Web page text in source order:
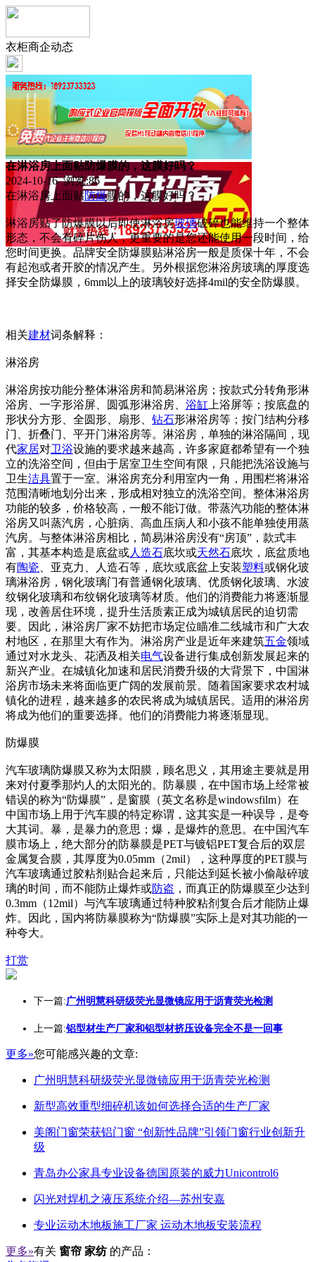
衣柜商企动态
在淋浴房上面贴防爆膜的，这膜好吗？
2024-10-16 浏览:86
在淋浴房上面贴防爆膜的，这膜好吗？
淋浴房贴了防爆膜以后即使淋浴房玻璃破碎也能维持一个整体
形态，不会有碎片伤人，更重要的是您还能使用一段时间，给
您时间更换。品牌安全防爆膜贴淋浴房一般是质保十年，不会
有起泡或者开胶的情况产生。另外根据您淋浴房玻璃的厚度选
择安全防爆膜，6mm以上的玻璃较好选择4mil的安全防爆膜。
相关建材词条解释：
淋浴房
淋浴房按功能分整体淋浴房和简易淋浴房；按款式分转角形淋
浴房、一字形浴屏、圆弧形淋浴房、 浴缸 上浴屏等；按底盘的
形状分方形、全圆形、扇形、 钻石形淋浴房等；按门结构分移
门、折叠门、平开门淋浴房等。淋浴房，单独的淋浴隔间，现
代家居对卫浴设施的要求越来越高，许多家庭都希望有一个独
立的洗浴空间，但由于居室卫生空间有限，只能把洗浴设施与
卫生洁具置于一室。淋浴房充分利用室内一角，用围栏将淋浴
范围清晰地划分出来，形成相对独立的洗浴空间。整体淋浴房
功能的较多，价格较高，一般不能订做。带蒸汽功能的整体淋
浴房又叫蒸汽房，心脏病、高血压病人和小孩不能单独使用蒸
汽房。与整体淋浴房相比，简易淋浴房没有“房顶”，款式丰
富，其基本构造是底盆或人造石底坎或天然石底坎，底盆质地
有陶瓷 、亚克力、人造石等，底坎或底盆上安装塑料或钢化玻
璃淋浴房，钢化玻璃门有普通钢化玻璃、优质钢化玻璃、水波
纹钢化玻璃和布纹钢化玻璃等材质。他们的消费能力将逐渐显
现，改善居住环境，提升生活质素正成为城镇居民的迫切需
要。因此，淋浴房厂家不妨把市场定位瞄准二线城市和广大农
村地区，在那里大有作为。淋浴房产业是近年来建筑五金领域
通过对水龙头、花洒及相关电气设备进行集成创新发展起来的
新兴产业。在城镇化加速和居民消费升级的大背景下，中国淋
浴房市场未来将面临更广阔的发展前景。随着国家要求农村城
镇化的进程，越来越多的农民将成为城镇居民。适用的淋浴房
将成为他们的重要选择。他们的消费能力将逐渐显现。
防爆膜
汽车玻璃防爆膜又称为太阳膜，顾名思义，其用途主要就是用
来对付夏季那灼人的太阳光的。防暴膜，在中国市场上经常被
错误的称为“防爆膜”，是窗膜（英文名称是windowsfilm）在
中国市场上用于汽车膜的特定称谓，这其实是一种误导，是夸
大其词。暴，是暴力的意思；爆，是爆炸的意思。在中国汽车
膜市场上，绝大部分的防暴膜是PET与镀铝PET复合后的双层
金属复合膜，其厚度为0.05mm（2mil），这种厚度的PET膜与
汽车玻璃通过胶粘剂贴合起来后，只能达到延长被小偷敲碎玻
璃的时间，而不能防止爆炸或防盗 ，而真正的防爆膜至少达到
0.3mm（12mil）与汽车玻璃通过特种胶粘剂复合后才能防止爆
炸。因此，国内将防暴膜称为“防爆膜”实际上是对其功能的一
种夸大。
打赏
下一篇:广州明慧科研级荧光显微镜应用于沥青荧光检测
上一篇:铝型材生产厂家和铝型材挤压设备完全不是一回事
更多»您可能感兴趣的文章:
广州明慧科研级荧光显微镜应用于沥青荧光检测
新型高效重型细碎机该如何选择合适的生产厂家
美阁门窗荣获铝门窗 “创新性品牌”引领门窗行业创新升
级
青岛办公家具专业设备德国原装的威力Unicontrol6
闪光对焊机之液压系统介绍—苏州安嘉
专业运动木地板施工厂家 运动木地板安装流程
更多»有关 窗帘 家纺 的产品：